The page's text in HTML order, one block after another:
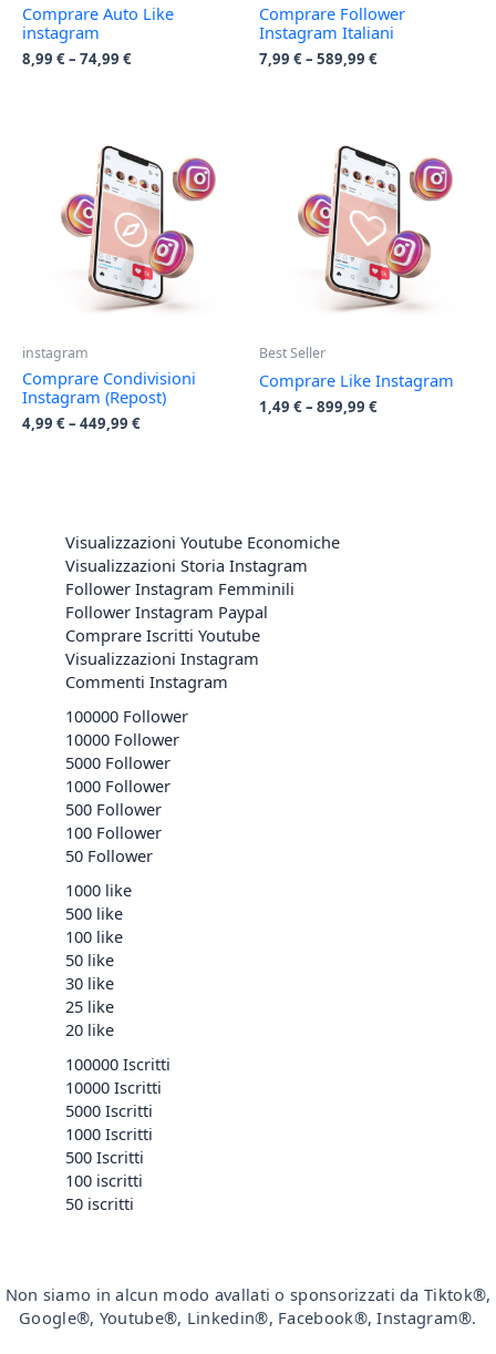
Comprare Auto Like
instagram
8,99 €– 74,99 €
Comprare Follower
Instagram Italiani
7,99 €– 589,99 €
instagram
Comprare Condivisioni
Instagram (Repost)
4,99 €– 449,99 €
Best Seller
Comprare Like Instagram
1,49 €– 899,99 €
Visualizzazioni Youtube Economiche
Visualizzazioni Storia Instagram
Follower Instagram Femminili
Follower Instagram Paypal
Comprare Iscritti Youtube
Visualizzazioni Instagram
Commenti Instagram
100000 Follower
10000 Follower
5000 Follower
1000 Follower
500 Follower
100 Follower
50 Follower
1000 like
500 like
100 like
50 like
30 like
25 like
20 like
100000 Iscritti
10000 Iscritti
5000 Iscritti
1000 Iscritti
500 Iscritti
100 iscritti
50 iscritti
Non siamo in alcun modo avallati o sponsorizzati da Tiktok®,
Google®, Youtube®, Linkedin®, Facebook®, Instagram®.